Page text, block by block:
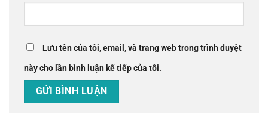
Lưu tên của tôi, email, và trang web trong trình duyệt
này cho lần bình luận kế tiếp của tôi.